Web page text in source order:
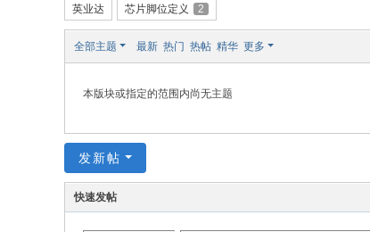
维
修
英业达 芯片脚位定义 2
全部主题 最新 热门 热帖 精华 更多
本版块或指定的范围内尚无主题
发新帖
快速发帖